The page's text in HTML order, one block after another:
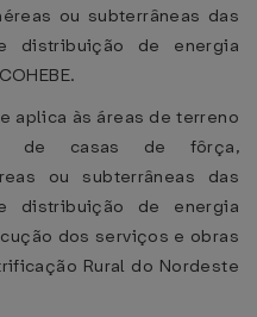
ou subterrâneas das
distribuição de energia
aplica às áreas de terreno
de casas de fôrça,
ou subterrâneas das
distribuição de energia
dos serviços e obras
Rural do Nordeste